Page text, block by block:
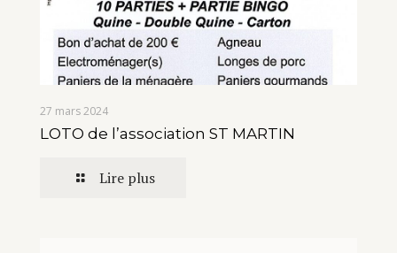
27 mars 2024
LOTO de l’association ST MARTIN
Lire plus